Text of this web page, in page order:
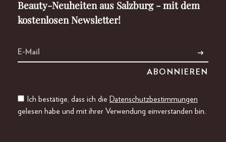
Beauty-Neuheiten aus Salzburg - mit dem
kostenlosen Newsletter!
Ich bestätige, dass ich die Datenschutzbestimmungen
gelesen habe und mit ihrer Verwendung einverstanden bin.